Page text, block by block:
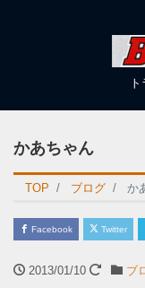
かあちゃん
TOP ブログ か
Facebook Twitter
2013/01/10 ブ